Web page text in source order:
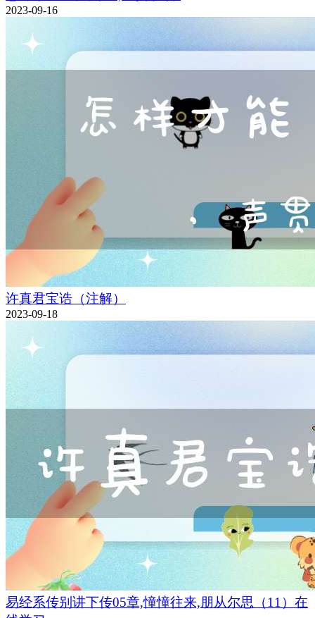
2023-09-16
许真君宝诰（注解）
2023-09-18
易经系传别讲下传05章,憧憧往来,朋从尔思（11）在